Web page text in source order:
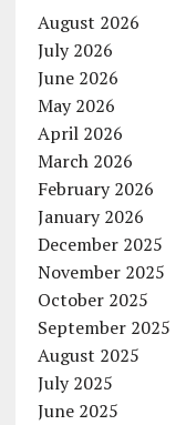
August 2026
July 2026
June 2026
May 2026
April 2026
March 2026
February 2026
January 2026
December 2025
November 2025
October 2025
September 2025
August 2025
July 2025
June 2025